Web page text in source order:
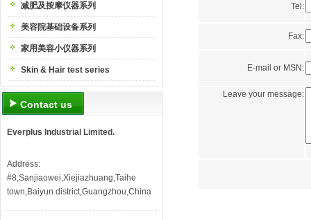
减肥及按摩仪器系列
美容院基础设备系列
家用美容小仪器系列
Skin & Hair test series
Contact us
Everplus Industrial Limited.
Address:
#8,Sanjiaowei,Xiejiazhuang,Taihe
town,Baiyun district,Guangzhou,China
Tel:
Fax:
E-mail or MSN:
Leave your message: